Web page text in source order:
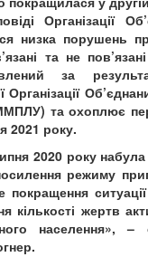
Організації
низка порушень
та не
за
Організації
та охоплює
2021 року.
2020 року
режиму
покращення
кількості жертв
населення», –